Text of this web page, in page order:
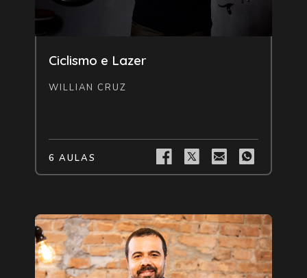
Ciclismo e Lazer
WILLIAN CRUZ
6 AULAS